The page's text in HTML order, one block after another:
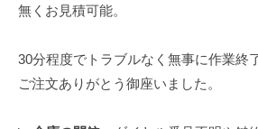
無くお見積可能。
30分程度でトラブルなく無事に作業終了
ご注文ありがとう御座いました。